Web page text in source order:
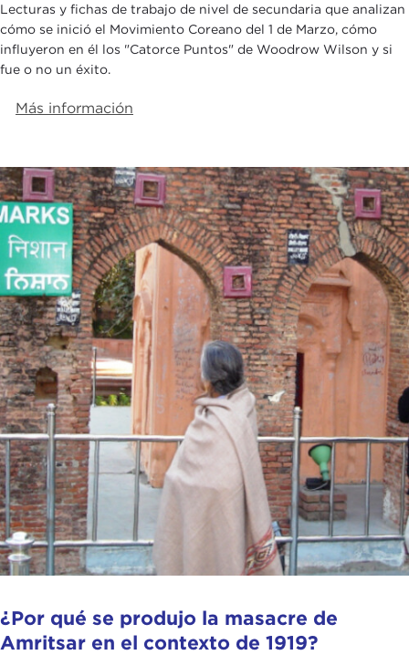
Lecturas y fichas de trabajo de nivel de secundaria que analizan
cómo se inició el Movimiento Coreano del 1 de Marzo, cómo
influyeron en él los "Catorce Puntos" de Woodrow Wilson y si
fue o no un éxito.
Más información
¿Por qué se produjo la masacre de
Amritsar en el contexto de 1919?